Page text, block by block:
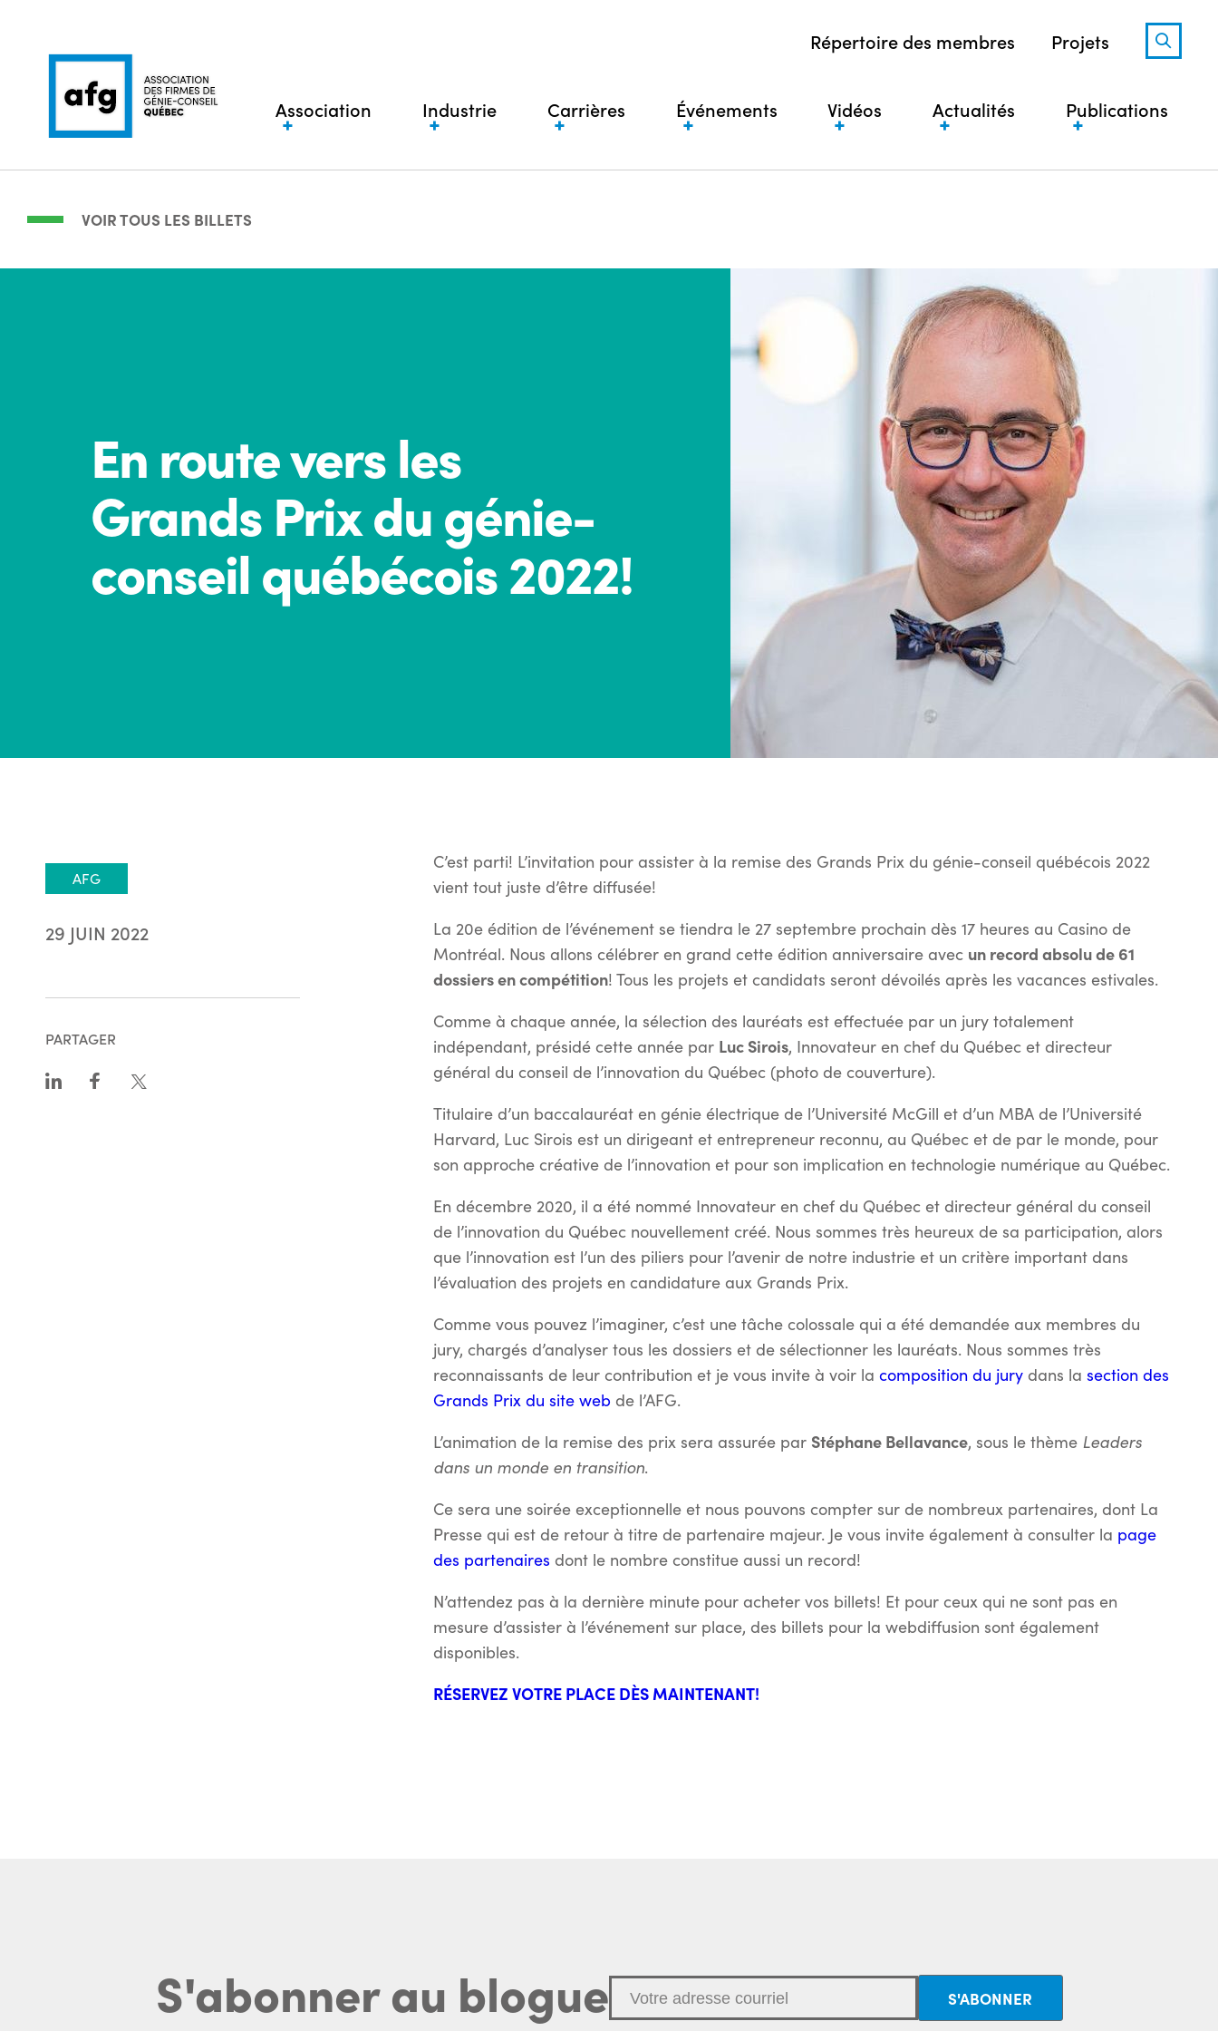
Répertoire des membres Projets
Association Industrie Carrières Événements Vidéos Actualités Publications
VOIR TOUS LES BILLETS
En route vers les
Grands Prix du génie-
conseil québécois 2022!
AFG
29 JUIN 2022
PARTAGER
C’est parti! L’invitation pour assister à la remise des Grands Prix du génie-conseil québécois 2022
vient tout juste d’être diffusée!
La 20e édition de l’événement se tiendra le 27 septembre prochain dès 17 heures au Casino de
Montréal. Nous allons célébrer en grand cette édition anniversaire avec un record absolu de 61
dossiers en compétition! Tous les projets et candidats seront dévoilés après les vacances estivales.
Comme à chaque année, la sélection des lauréats est effectuée par un jury totalement
indépendant, présidé cette année par Luc Sirois, Innovateur en chef du Québec et directeur
général du conseil de l’innovation du Québec (photo de couverture).
Titulaire d’un baccalauréat en génie électrique de l’Université McGill et d’un MBA de l’Université
Harvard, Luc Sirois est un dirigeant et entrepreneur reconnu, au Québec et de par le monde, pour
son approche créative de l’innovation et pour son implication en technologie numérique au Québec.
En décembre 2020, il a été nommé Innovateur en chef du Québec et directeur général du conseil
de l’innovation du Québec nouvellement créé. Nous sommes très heureux de sa participation, alors
que l’innovation est l’un des piliers pour l’avenir de notre industrie et un critère important dans
l’évaluation des projets en candidature aux Grands Prix.
Comme vous pouvez l’imaginer, c’est une tâche colossale qui a été demandée aux membres du
jury, chargés d’analyser tous les dossiers et de sélectionner les lauréats. Nous sommes très
reconnaissants de leur contribution et je vous invite à voir la composition du jury dans la section des
Grands Prix du site web de l’AFG.
L’animation de la remise des prix sera assurée par Stéphane Bellavance, sous le thème Leaders
dans un monde en transition.
Ce sera une soirée exceptionnelle et nous pouvons compter sur de nombreux partenaires, dont La
Presse qui est de retour à titre de partenaire majeur. Je vous invite également à consulter la page
des partenaires dont le nombre constitue aussi un record!
N’attendez pas à la dernière minute pour acheter vos billets! Et pour ceux qui ne sont pas en
mesure d’assister à l’événement sur place, des billets pour la webdiffusion sont également
disponibles.
RÉSERVEZ VOTRE PLACE DÈS MAINTENANT!
S'abonner au blogue